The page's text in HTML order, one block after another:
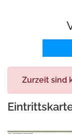
Zurzeit sind